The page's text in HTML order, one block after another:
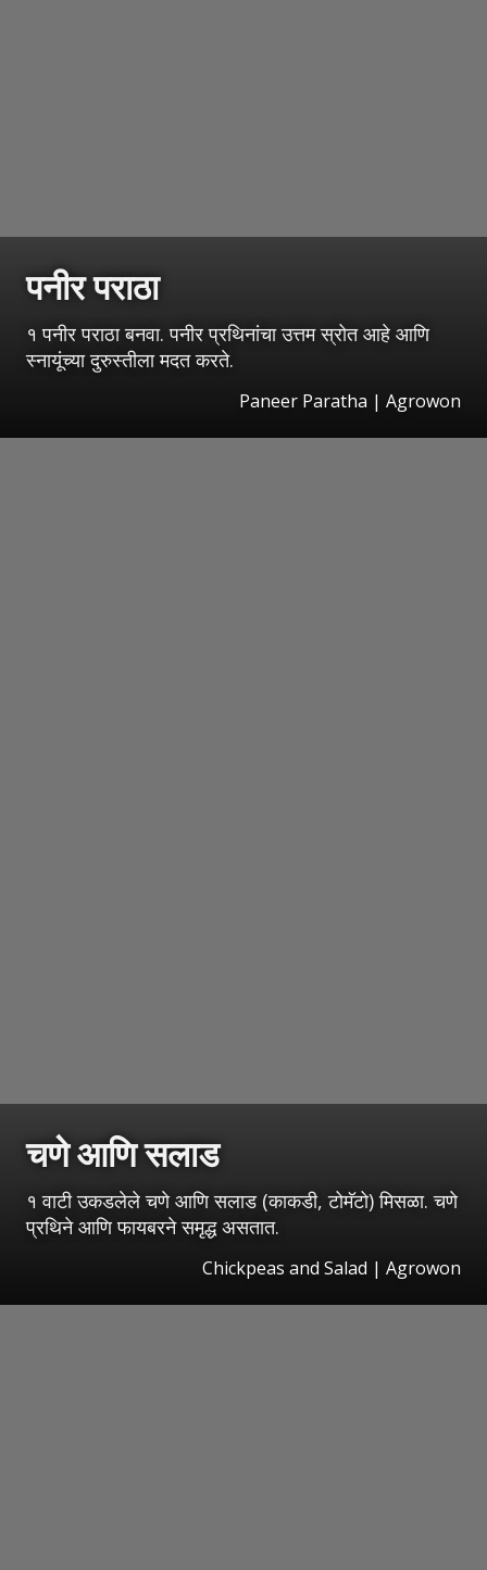
पनीर पराठा
१ पनीर पराठा बनवा. पनीर प्रथिनांचा उत्तम स्रोत आहे आणि
स्नायूंच्या दुरुस्तीला मदत करते.
Paneer Paratha | Agrowon
चणे आणि सलाड
१ वाटी उकडलेले चणे आणि सलाड (काकडी, टोमॅटो) मिसळा. चणे
प्रथिने आणि फायबरने समृद्ध असतात.
Chickpeas and Salad | Agrowon